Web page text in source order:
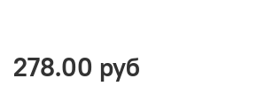
278.00 руб